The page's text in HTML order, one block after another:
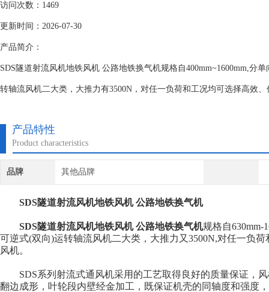
访问次数：1469
更新时间：2026-07-30
产品简介：
SDS隧道射流风机地铁风机 公路地铁换气机规格自400mm~1600mm,分
转轴流风机二大类，大推力有3500N，对任一负荷和工况均可选择高效
产品特性
Product characteristics
品牌 其他品牌
SDS隧道射流风机地铁风机 公路地铁换气机
SDS隧道射流风机地铁风机 公路地铁换气机规格自630mm-
可逆式(双向)运转轴流风机二大类，大推力又3500N,对任一负
风机。
SDS系列射流式通风机采用的工艺取得良好的质量保证，风
翻边成形，叶轮段内壁经金加工，既保证机壳的同轴度和强度